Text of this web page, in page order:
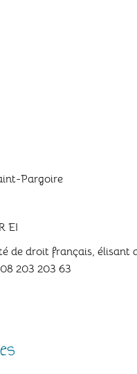
Pargoire
EI
de droit français, élisant
203 203 63